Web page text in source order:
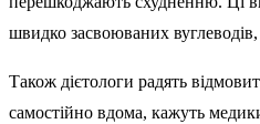
швидко засвоюваних
Також дієтологи радять
самостійно вдома, кажуть